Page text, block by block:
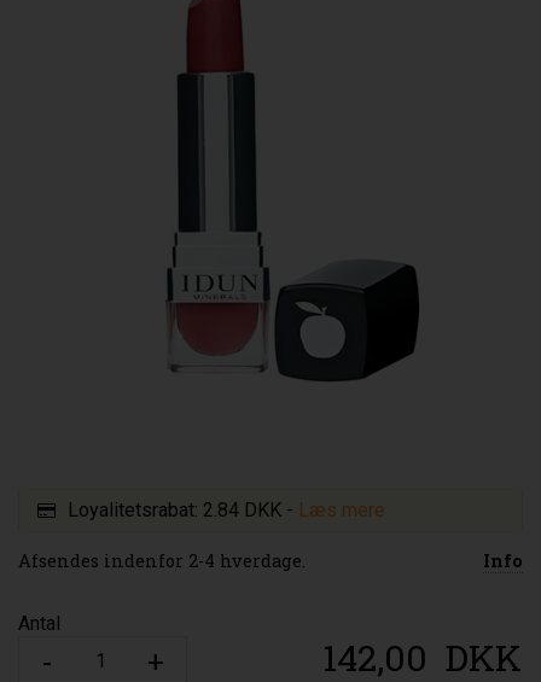
Loyalitetsrabat: 2.84 DKK - Læs mere
Afsendes indenfor 2-4 hverdage. Info
Antal
142,00 DKK